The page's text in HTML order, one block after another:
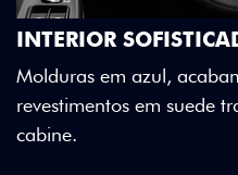
INTERIOR
Molduras em azul,
revestimentos em suede
cabine.